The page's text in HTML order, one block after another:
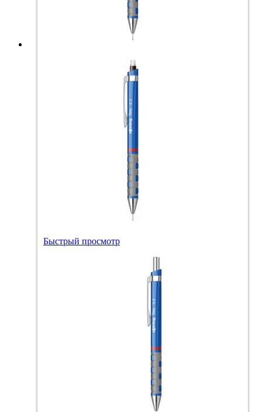
Быстрый просмотр